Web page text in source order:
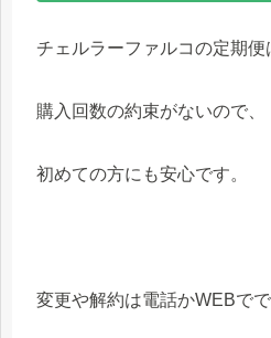
チェルラーファルコの定期便
購入回数の約束がないので、
初めての方にも安心です。
変更や解約は電話かWEBでで